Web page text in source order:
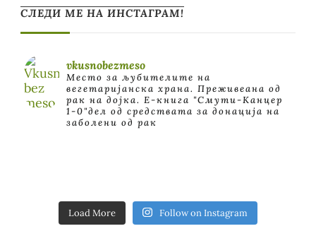
СЛЕДИ МЕ НА ИНСТАГРАМ!
vkusnobezmeso
Место за љубителите на
вегетаријанска храна. Преживеана од
рак на дојка. E-книга "Смути-Канцер
1-0"дел од средствата за донација на
заболени од рак
Load More Follow on Instagram